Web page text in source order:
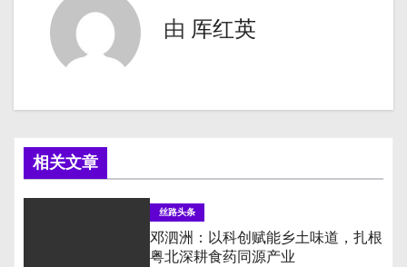
导
航
由 厍红英
相关文章
丝路头条
邓泗洲：以科创赋能乡土味道，扎根
粤北深耕食药同源产业